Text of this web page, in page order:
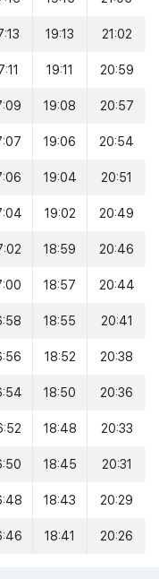
19:13 21:02
19:11 20:59
19:08 20:57
19:06 20:54
19:04 20:51
19:02 20:49
18:59 20:46
18:57 20:44
18:55 20:41
18:52 20:38
18:50 20:36
18:48 20:33
18:45 20:31
18:43 20:29
18:41 20:26